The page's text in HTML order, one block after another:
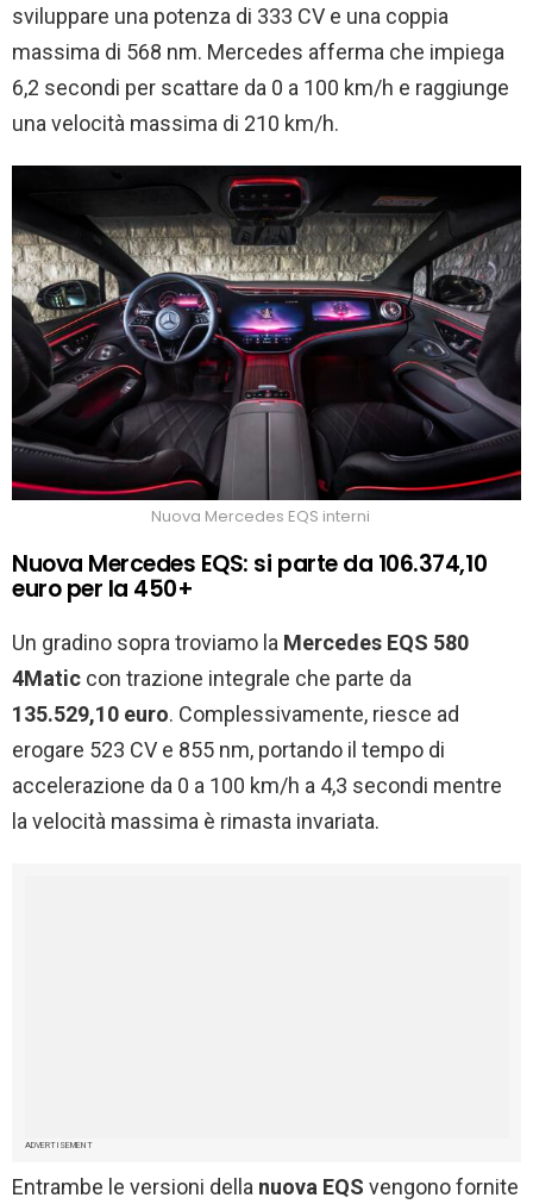
sviluppare una potenza di 333 CV e una coppia
massima di 568 nm. Mercedes afferma che impiega
6,2 secondi per scattare da 0 a 100 km/h e raggiunge
una velocità massima di 210 km/h.
Nuova Mercedes EQS interni
Nuova Mercedes EQS: si parte da 106.374,10
euro per la 450+
Un gradino sopra troviamo la Mercedes EQS 580
4Matic con trazione integrale che parte da
135.529,10 euro. Complessivamente, riesce ad
erogare 523 CV e 855 nm, portando il tempo di
accelerazione da 0 a 100 km/h a 4,3 secondi mentre
la velocità massima è rimasta invariata.
ADVERTISEMENT
Entrambe le versioni della nuova EQS vengono fornite